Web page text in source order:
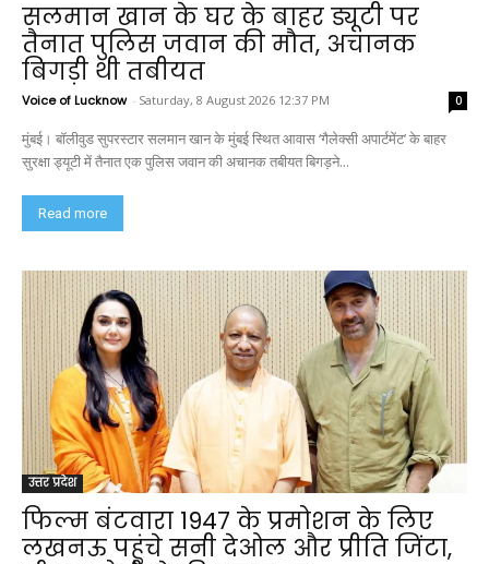
सलमान खान के घर के बाहर ड्यूटी पर
तैनात पुलिस जवान की मौत, अचानक
बिगड़ी थी तबीयत
Voice of Lucknow - Saturday, 8 August 2026 12:37 PM 0
मुंबई। बॉलीवुड सुपरस्टार सलमान खान के मुंबई स्थित आवास ‘गैलेक्सी अपार्टमेंट’ के बाहर
सुरक्षा ड्यूटी में तैनात एक पुलिस जवान की अचानक तबीयत बिगड़ने...
Read more
उत्तर प्रदेश
फिल्म बंटवारा 1947 के प्रमोशन के लिए
लखनऊ पहुंचे सनी देओल और प्रीति जिंटा,